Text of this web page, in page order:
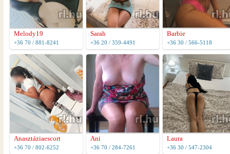
Melody19
+36 70 / 881-8241
Sarah
+36 20 / 359-4491
Barbie
+36 30 / 566-5118
Anasztáziaescort
+36 70 / 802-6252
Ani
+36 70 / 284-7261
Laura
+36 30 / 547-2304